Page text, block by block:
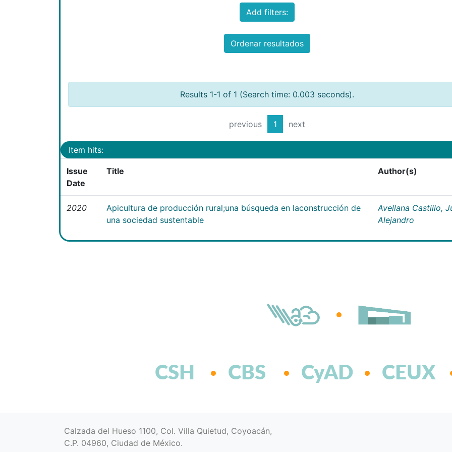
Add filters:
Ordenar resultados
Results 1-1 of 1 (Search time: 0.003 seconds).
previous 1 next
Item hits:
Issue
Date
Title Author(s)
2020
Apicultura de producción rural;una búsqueda en laconstrucción de
una sociedad sustentable
Avellana Castillo,
Alejandro
CSH CBS CyAD CEUX
Calzada del Hueso 1100, Col. Villa Quietud, Coyoacán,
C.P. 04960, Ciudad de México.